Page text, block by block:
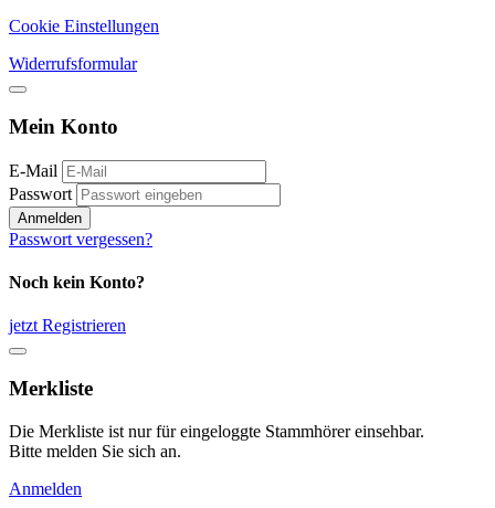
Cookie Einstellungen
Widerrufsformular
Mein Konto
E-Mail
Passwort
Anmelden
Passwort vergessen?
Noch kein Konto?
jetzt Registrieren
Merkliste
Die Merkliste ist nur für eingeloggte Stammhörer einsehbar.
Bitte melden Sie sich an.
Anmelden